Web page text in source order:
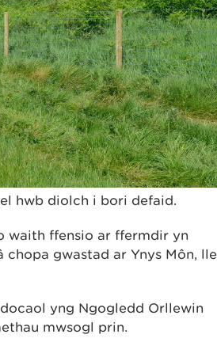
hwb diolch i bori defaid.
waith ffensio ar ffermdir yn
gwastad ar Ynys Môn, lle
yng Ngogledd Orllewin
mwsogl prin.